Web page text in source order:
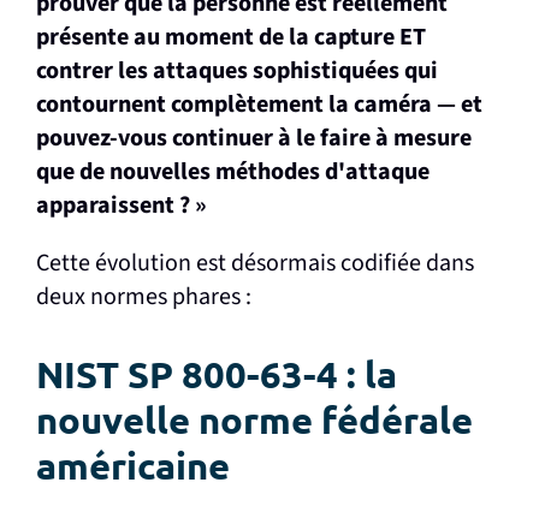
présente au moment de la capture ET
contrer les attaques sophistiquées qui
contournent complètement la caméra — et
pouvez-vous continuer à le faire à mesure
que de nouvelles méthodes d'attaque
apparaissent ? »
Cette évolution est désormais codifiée dans
deux normes phares :
NIST SP 800-63-4 : la
nouvelle norme fédérale
américaine